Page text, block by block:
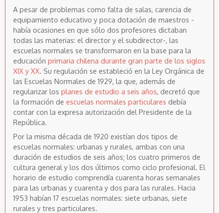
A pesar de problemas como falta de salas, carencia de
equipamiento educativo y poca dotación de maestros -
había ocasiones en que sólo dos profesores dictaban
todas las materias: el director y el subdirector-, las
escuelas normales se transformaron en la base para la
educación primaria chilena durante gran parte de los siglos
XIX y XX. Su regulación se estableció en la Ley Orgánica de
las Escuelas Normales de 1929, la que, además de
regularizar los planes de estudio a seis años, decretó que
la formación de escuelas normales particulares debía
contar con la expresa autorización del Presidente de la
República.
Por la misma década de 1920 existían dos tipos de
escuelas normales: urbanas y rurales, ambas con una
duración de estudios de seis años; los cuatro primeros de
cultura general y los dos últimos como ciclo profesional. El
horario de estudio comprendía cuarenta horas semanales
para las urbanas y cuarenta y dos para las rurales. Hacia
1953 habían 17 escuelas normales: siete urbanas, siete
rurales y tres particulares.